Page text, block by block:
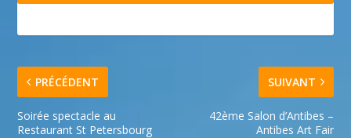
PRÉCÉDENT
Soirée spectacle au
Restaurant St Petersbourg
SUIVANT
42ème Salon d’Antibes –
Antibes Art Fair